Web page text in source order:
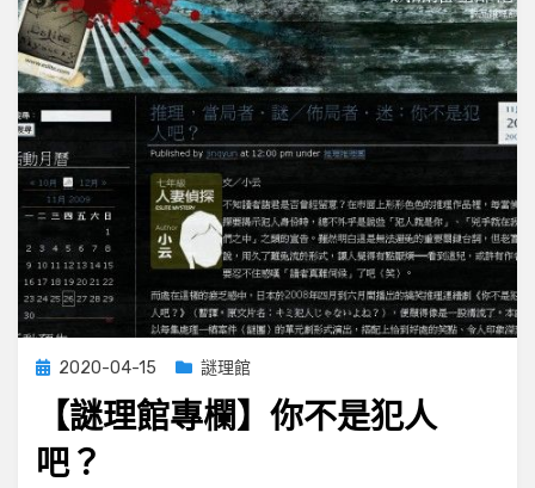
角
統
統
變
成
嫌
疑
犯
Posted
2020-04-15 謎理館
【謎理館專欄】你不是犯人
吧？